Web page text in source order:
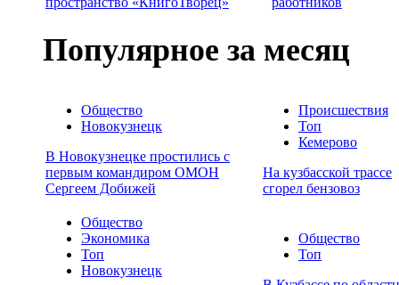
Популярное за месяц
Общество
Новокузнецк
В Новокузнецке простились с
первым командиром ОМОН
Сергеем Добижей
Происшествия
Топ
Кемерово
На кузбасской трассе
сгорел бензовоз
Общество
Экономика
Топ
Новокузнецк
Общество
Топ